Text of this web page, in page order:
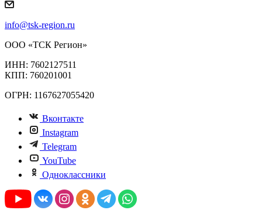
info@tsk-region.ru
ООО «ТСК Регион»
ИНН: 7602127511
КПП: 760201001
ОГРН: 1167627055420
Вконтакте
Instagram
Telegram
YouTube
Одноклассники